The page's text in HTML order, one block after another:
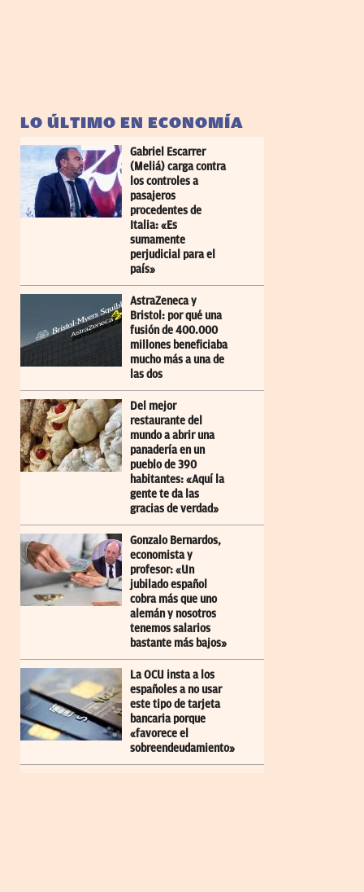
LO ÚLTIMO EN ECONOMÍA
Gabriel Escarrer
(Meliá) carga contra
los controles a
pasajeros
procedentes de
Italia: «Es
sumamente
perjudicial para el
país»
AstraZeneca y
Bristol: por qué una
fusión de 400.000
millones beneficiaba
mucho más a una de
las dos
Del mejor
restaurante del
mundo a abrir una
panadería en un
pueblo de 390
habitantes: «Aquí la
gente te da las
gracias de verdad»
Gonzalo Bernardos,
economista y
profesor: «Un
jubilado español
cobra más que uno
alemán y nosotros
tenemos salarios
bastante más bajos»
La OCU insta a los
españoles a no usar
este tipo de tarjeta
bancaria porque
«favorece el
sobreendeudamiento»